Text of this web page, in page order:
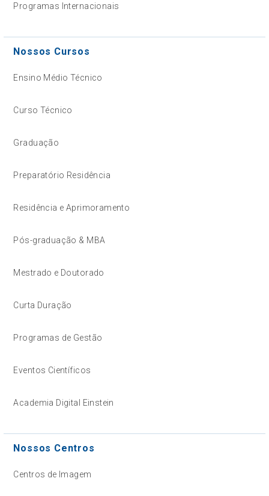
Programas Internacionais
Nossos Cursos
Ensino Médio Técnico
Curso Técnico
Graduação
Preparatório Residência
Residência e Aprimoramento
Pós-graduação & MBA
Mestrado e Doutorado
Curta Duração
Programas de Gestão
Eventos Científicos
Academia Digital Einstein
Nossos Centros
Centros de Imagem